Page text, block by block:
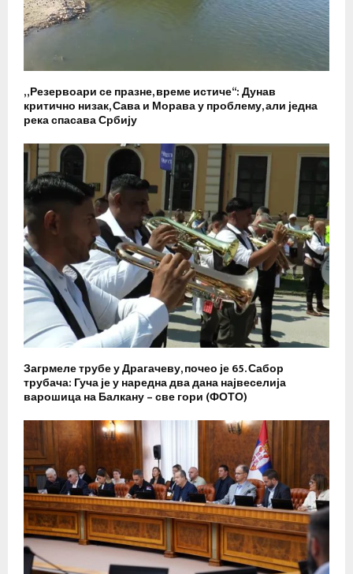
„Резервоари се празне, време истиче“: Дунав
критично низак, Сава и Морава у проблему, али једна
река спасава Србију
Загрмеле трубе у Драгачеву, почео је 65. Сабор
трубача: Гуча је у наредна два дана највеселија
варошица на Балкану – све гори (ФОТО)